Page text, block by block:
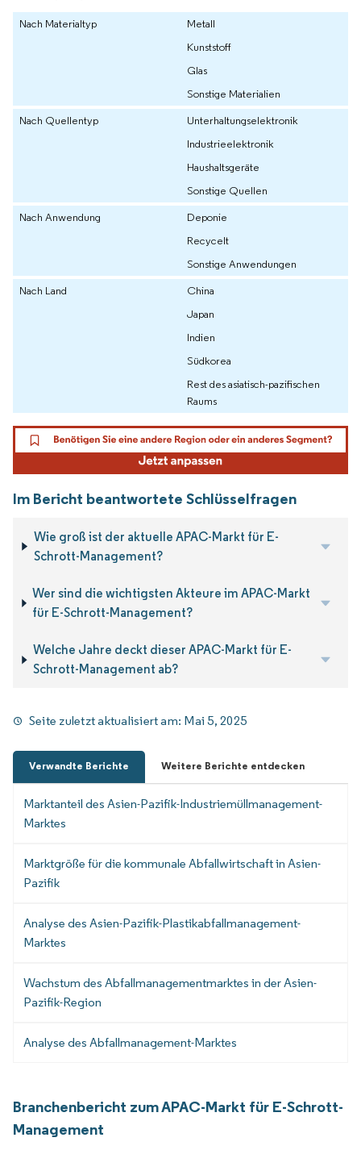
Nach Materialtyp
Metall
Kunststoff
Glas
Sonstige Materialien
Nach Quellentyp
Unterhaltungselektronik
Industrieelektronik
Haushaltsgeräte
Sonstige Quellen
Nach Anwendung
Deponie
Recycelt
Sonstige Anwendungen
Nach Land
China
Japan
Indien
Südkorea
Rest des asiatisch-pazifischen
Raums
Im Bericht beantwortete Schlüsselfragen
Wie groß ist der aktuelle APAC-Markt für E-
Schrott-Management?
Wer sind die wichtigsten Akteure im APAC-Markt
für E-Schrott-Management?
Welche Jahre deckt dieser APAC-Markt für E-
Schrott-Management ab?
Seite zuletzt aktualisiert am: Mai 5, 2025
Verwandte Berichte Weitere Berichte entdecken
Marktanteil des Asien-Pazifik-Industriemüllmanagement-
Marktes
Marktgröße für die kommunale Abfallwirtschaft in Asien-
Pazifik
Analyse des Asien-Pazifik-Plastikabfallmanagement-
Marktes
Wachstum des Abfallmanagementmarktes in der Asien-
Pazifik-Region
Analyse des Abfallmanagement-Marktes
Branchenbericht zum APAC-Markt für E-Schrott-
Management